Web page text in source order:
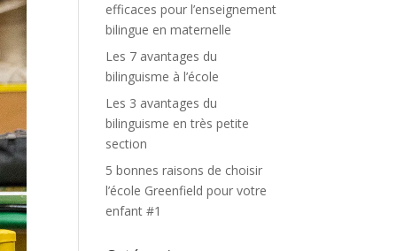
efficaces pour l’enseignement
bilingue en maternelle
Les 7 avantages du
bilinguisme à l’école
Les 3 avantages du
bilinguisme en très petite
section
5 bonnes raisons de choisir
l’école Greenfield pour votre
enfant #1